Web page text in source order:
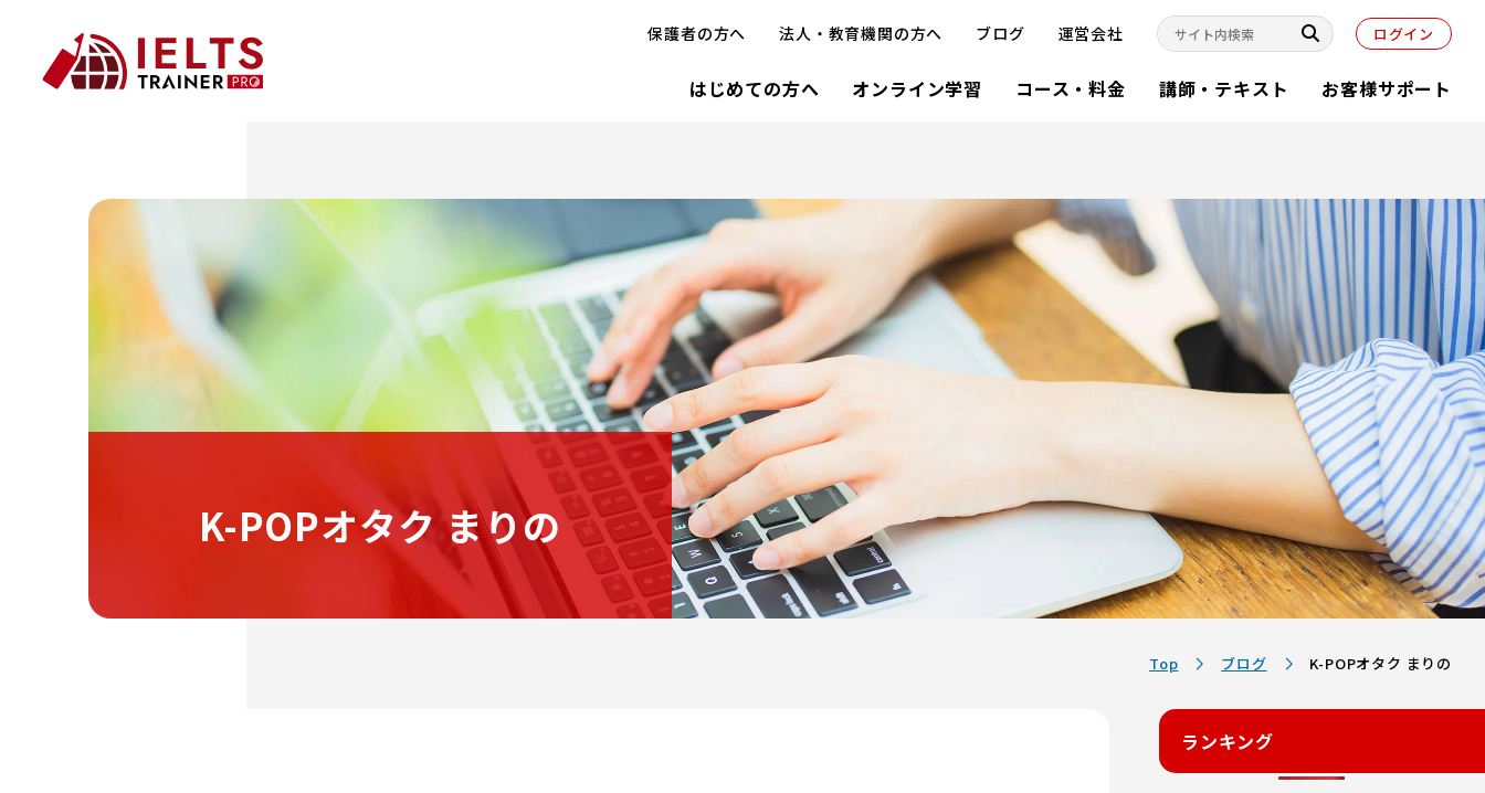
はじめての方へ オンライン学習 コース・料金 講師・テキスト お客様サポート
保護者の方へ 法人・教育機関の方へ ブログ 運営会社 ログイン
K-POPオタク まりの
Top ブログ K-POPオタク まりの
ランキング